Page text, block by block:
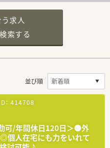
求人
検索する
並び順
： 414708
可/年間休日120日＞●外
個人在宅にも力をいれて